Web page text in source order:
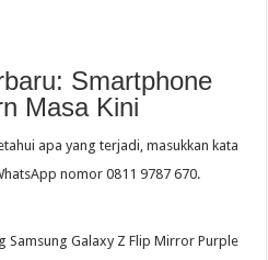
Smartphone
Masa Kini
apa yang terjadi, masukkan kata
nomor 0811 9787 670.
Galaxy Z Flip Mirror Purple